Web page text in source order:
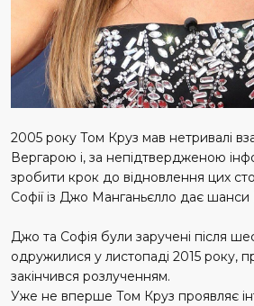
2005 року Том Круз мав нетривалі
Вергарою і, за непідтвердженою
зробити крок до відновлення цих
Софії із Джо Манганьєлло дає шанси
Джо та Софія були заручені після
одружилися у листопаді 2015 року,
закінчився розлученням.
Уже не вперше Том Круз проявляє